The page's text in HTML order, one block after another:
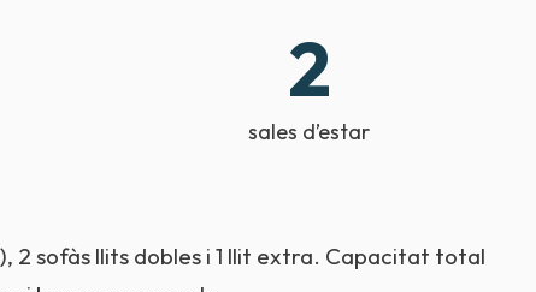
2
sales d’estar
2 sofàs llits dobles i 1 llit extra. Capacitat total